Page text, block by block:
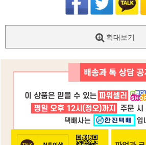
확대보기